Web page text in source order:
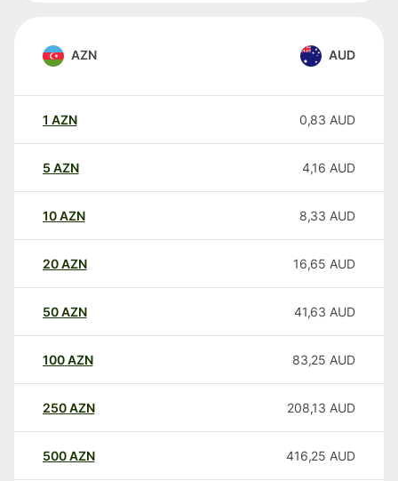
AZN AUD
1 AZN 0,83 AUD
5 AZN 4,16 AUD
10AZN 8,33 AUD
20AZN 16,65 AUD
50AZN 41,63 AUD
100AZN 83,25 AUD
250AZN 208,13 AUD
500AZN 416,25 AUD